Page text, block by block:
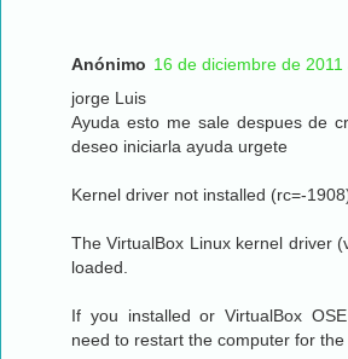
Anónimo 16 de diciembre de 2011
jorge Luis
Ayuda esto me sale despues de
deseo iniciarla ayuda urgete
Kernel driver not installed (rc=-
The VirtualBox Linux kernel driver
loaded.
If you installed or VirtualBox
need to restart the computer for the